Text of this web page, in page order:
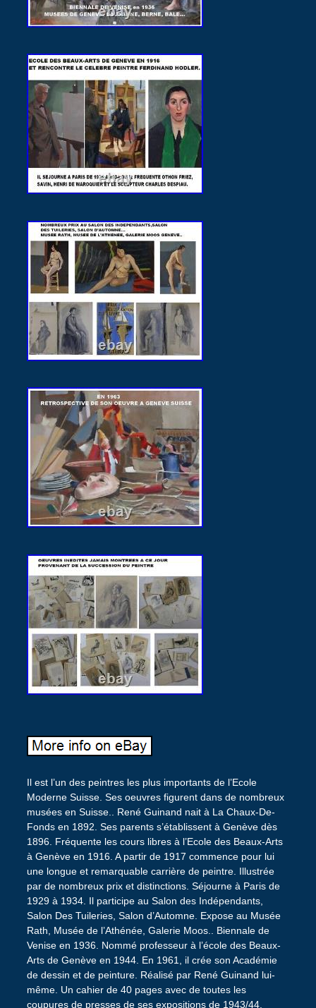
Il est l’un des peintres les plus importants de l’Ecole
Moderne Suisse. Ses oeuvres figurent dans de nombreux
musées en Suisse.. René Guinand nait à La Chaux-De-
Fonds en 1892. Ses parents s’établissent à Genève dès
1896. Fréquente les cours libres à l’Ecole des Beaux-Arts
à Genève en 1916. A partir de 1917 commence pour lui
une longue et remarquable carrière de peintre. Illustrée
par de nombreux prix et distinctions. Séjourne à Paris de
1929 à 1934. Il participe au Salon des Indépendants,
Salon Des Tuileries, Salon d’Automne. Expose au Musée
Rath, Musée de l’Athénée, Galerie Moos.. Biennale de
Venise en 1936. Nommé professeur à l’école des Beaux-
Arts de Genève en 1944. En 1961, il crée son Académie
de dessin et de peinture. Réalisé par René Guinand lui-
même. Un cahier de 40 pages avec de toutes les
coupures de presses de ses expositions de 1943/44.